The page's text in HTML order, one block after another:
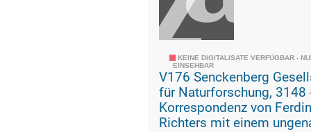
KEINE DIGITALISATE VERFÜGBAR -
EINSEHBAR
V176 Senckenberg
für Naturforschung, 3148 -
Korrespondenz von
Richters mit einem